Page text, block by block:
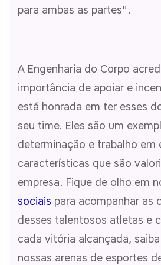
para ambas as partes".
A Engenharia do Corpo
importância de apoiar e
está honrada em ter esses
seu time. Eles são um
determinação e trabalho em
características que são
empresa. Fique de olho em
sociais para acompanhar as
desses talentosos atletas e
cada vitória alcançada,
nossas arenas de esportes